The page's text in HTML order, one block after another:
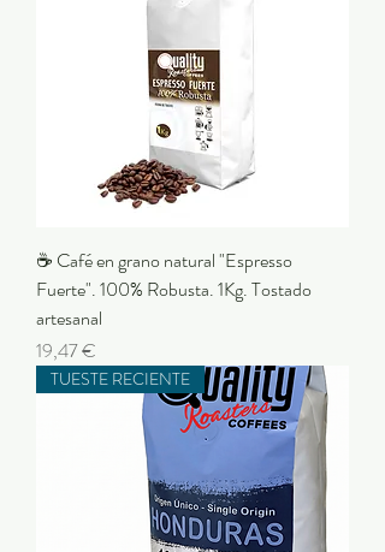
☕ Café en grano natural "Espresso
Fuerte". 100% Robusta. 1Kg. Tostado
artesanal
Preu
19,47 €
TUESTE RECIENTE